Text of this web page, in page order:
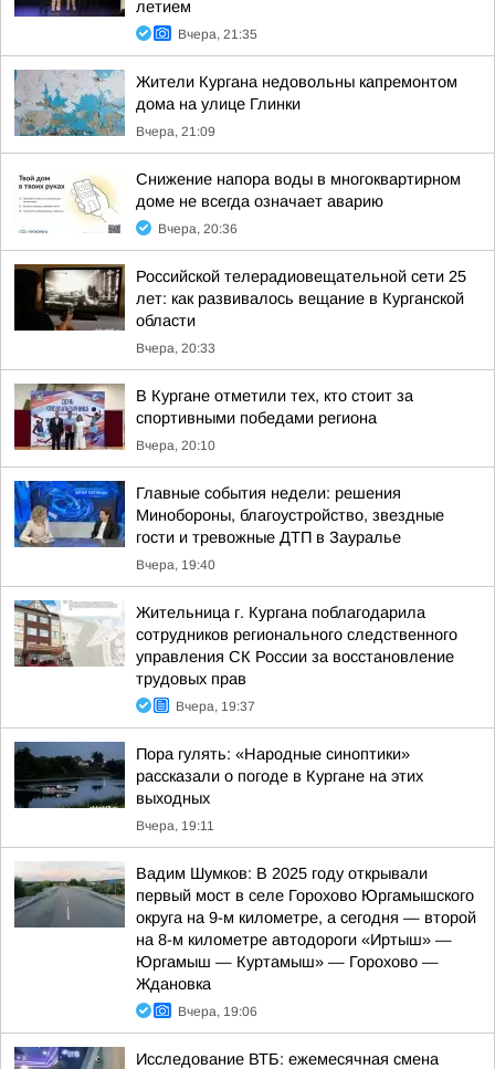
летием
Вчера, 21:35
Жители Кургана недовольны капремонтом
дома на улице Глинки
Вчера, 21:09
Снижение напора воды в многоквартирном
доме не всегда означает аварию
Вчера, 20:36
Российской телерадиовещательной сети 25
лет: как развивалось вещание в Курганской
области
Вчера, 20:33
В Кургане отметили тех, кто стоит за
спортивными победами региона
Вчера, 20:10
Главные события недели: решения
Минобороны, благоустройство, звездные
гости и тревожные ДТП в Зауралье
Вчера, 19:40
Жительница г. Кургана поблагодарила
сотрудников регионального следственного
управления СК России за восстановление
трудовых прав
Вчера, 19:37
Пора гулять: «Народные синоптики»
рассказали о погоде в Кургане на этих
выходных
Вчера, 19:11
Вадим Шумков: В 2025 году открывали
первый мост в селе Горохово Юргамышского
округа на 9-м километре, а сегодня — второй
на 8-м километре автодороги «Иртыш» —
Юргамыш — Куртамыш» — Горохово —
Ждановка
Вчера, 19:06
Исследование ВТБ: ежемесячная смена